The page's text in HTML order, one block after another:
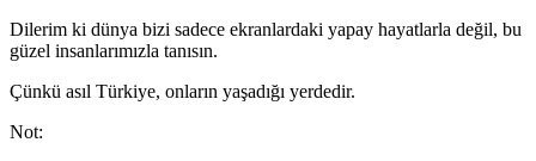
Dilerim ki dünya bizi sadece ekranlardaki yapay hayatlarla değil, bu
güzel insanlarımızla tanısın.
Çünkü asıl Türkiye, onların yaşadığı yerdedir.
Not: